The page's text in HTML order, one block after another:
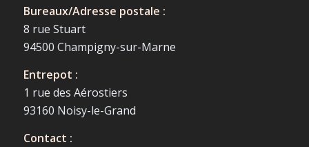
Bureaux/Adresse postale :
8 rue Stuart
94500 Champigny-sur-Marne
Entrepot :
1 rue des Aérostiers
93160 Noisy-le-Grand
Contact :